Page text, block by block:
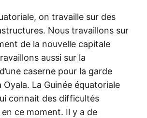
on travaille sur des
Nous travaillons sur
de la nouvelle capitale
aussi sur la
caserne pour la garde
Oyala. La Guinée équatoriale
connait des difficultés
ce moment. Il y a de